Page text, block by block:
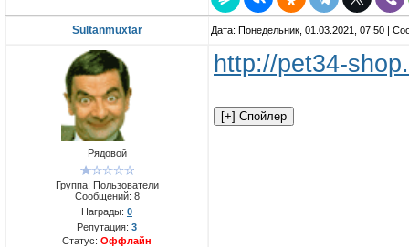
Sultanmuxtar Дата: Понедельник, 01.03.2021, 07:50 |
Рядовой
Группа: Пользователи
Сообщений: 8
Награды: 0
Репутация: 3
Статус: Оффлайн
http://pet34-